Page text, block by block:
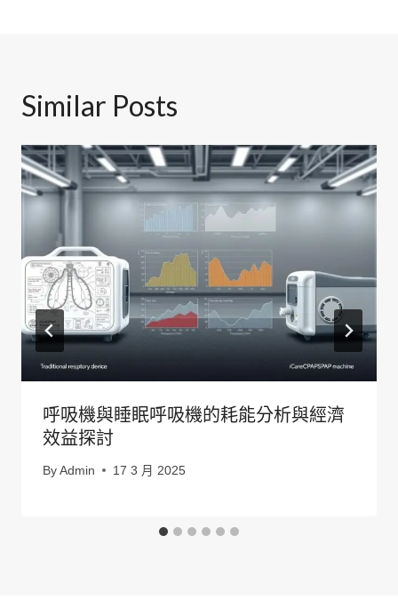
Similar Posts
呼吸機與睡眠呼吸機的耗能分析與經濟
效益探討
By Admin 17 3 月 2025